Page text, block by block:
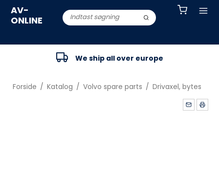
AV-
ONLINE
We ship all over europe
Forside / Katalog / Volvo spare parts / Drivaxel, bytes